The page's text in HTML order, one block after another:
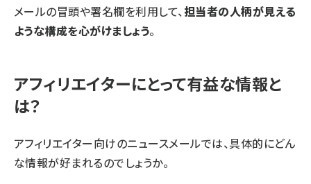
メールの冒頭や署名欄を利用して、 担当者の人柄が見える
ような構成を心がけましょう。
アフィリエイターにとって有益な情報と
は？
アフィリエイター向けのニュースメールでは、具体的にどん
な情報が好まれるのでしょうか。